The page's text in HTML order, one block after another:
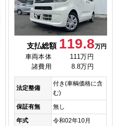
支払総額 119.8万円
車両本体
111万円
諸費用
8.8万円
法定整備
付き(車輌価格に含
む)
保証有無
無し
年式
令和02年10月